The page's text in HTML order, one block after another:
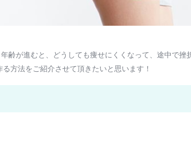
齢が進むと、どうしても痩せにくくなって、途中で挫
方法をご紹介させて頂きたいと思います！